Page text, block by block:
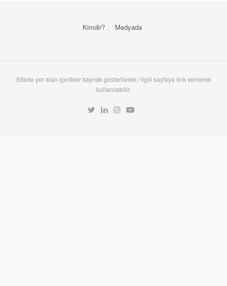
Kimdir? Medyada
Sitede yer alan içerikler kaynak gösterilerek / ilgili sayfaya link verilerek
kullanılabilir.